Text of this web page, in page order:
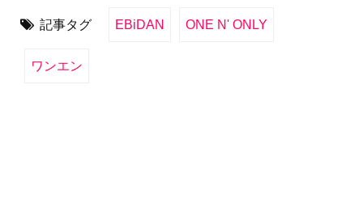
記事タグ EBiDAN ONE N' ONLY
ワンエン